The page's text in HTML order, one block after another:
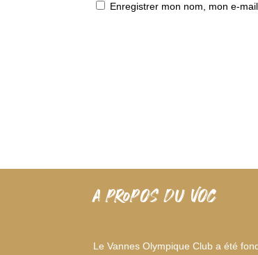
Enregistrer mon nom, mon e-
A PROPOS DU VOC
Le Vannes Olympique Club a été